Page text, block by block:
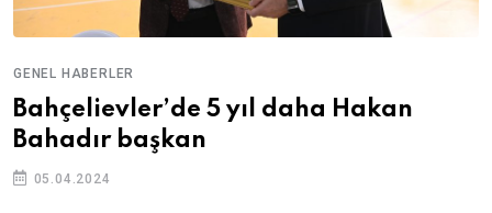
GENEL HABERLER
Bahçelievler’de 5 yıl daha Hakan
Bahadır başkan
05.04.2024